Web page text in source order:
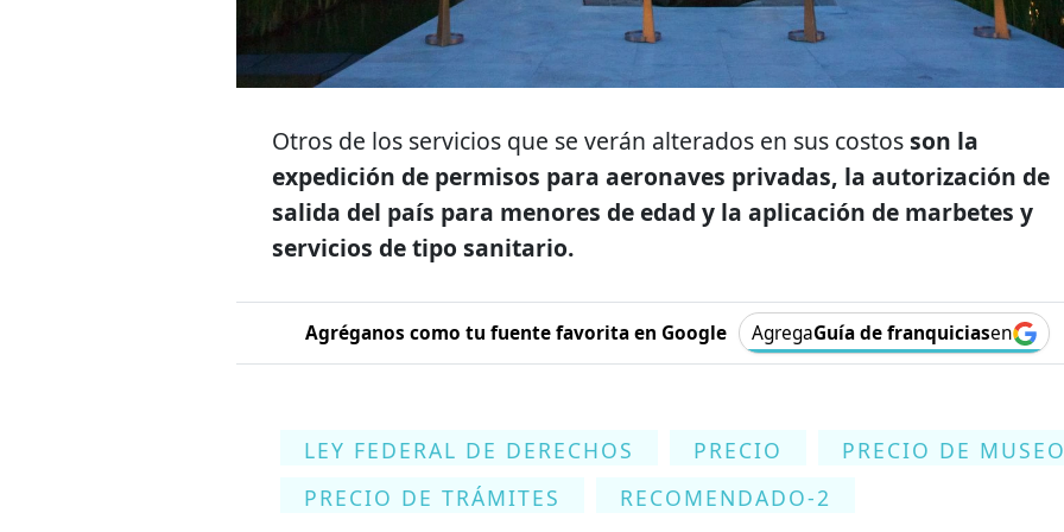
Otros de los servicios que se verán alterados en sus costosson la
expedición de permisos para aeronaves privadas, la autorización de
salida del país para menores de edad y la aplicación de marbetes y
servicios de tipo sanitario.
Agréganos como tu fuente favorita en Google AgregaGuía de franquiciasen
LEY FEDERAL DE DERECHOS PRECIO
PRECIO DE
PRECIO DE TRÁMITES
RECOMENDADO-2